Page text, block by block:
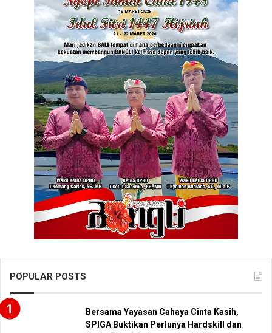
POPULAR POSTS
Bersama Yayasan Cahaya Cinta Kasih,
SPIGA Buktikan Perlunya Hardskill dan